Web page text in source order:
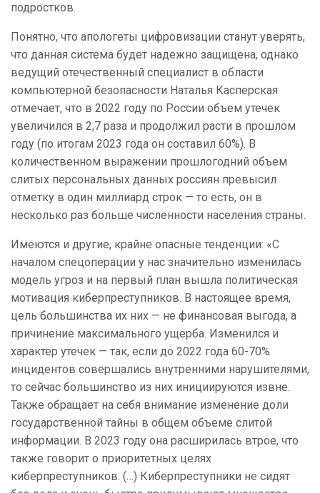
подростков.
Понятно, что апологеты цифровизации станут уверять,
что данная система будет надежно защищена, однако
ведущий отечественный специалист в области
компьютерной безопасности Наталья Касперская
отмечает, что в 2022 году по России объем утечек
увеличился в 2,7 раза и продолжил расти в прошлом
году (по итогам 2023 года он составил 60%). В
количественном выражении прошлогодний объем
слитых персональных данных россиян превысил
отметку в один миллиард строк — то есть, он в
несколько раз больше численности населения страны.
Имеются и другие, крайне опасные тенденции: «С
началом спецоперации у нас значительно изменилась
модель угроз и на первый план вышла политическая
мотивация киберпреступников. В настоящее время,
цель большинства их них — не финансовая выгода, а
причинение максимального ущерба. Изменился и
характер утечек — так, если до 2022 года 60-70%
инцидентов совершались внутренними нарушителями,
то сейчас большинство из них инициируются извне.
Также обращает на себя внимание изменение доли
государственной тайны в общем объеме слитой
информации. В 2023 году она расширилась втрое, что
также говорит о приоритетных целях
киберпреступников. (…) Киберпреступники не сидят